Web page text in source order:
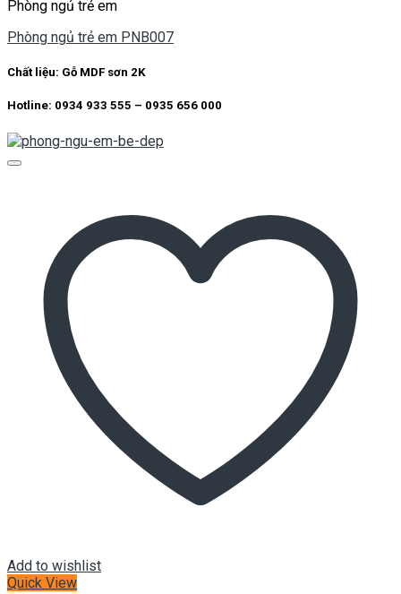
Phòng ngủ trẻ em
Phòng ngủ trẻ em PNB007
Chất liệu: Gỗ MDF sơn 2K
Hotline: 0934 933 555 – 0935 656 000
Add to wishlist
Quick View